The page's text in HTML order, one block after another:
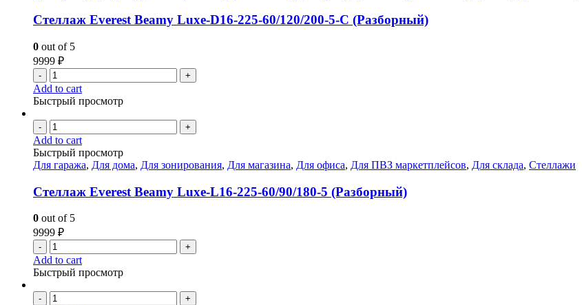
Стеллаж Everest Beamy Luxe-D16-225-60/120/200-5-С (Разборный)
0 out of 5
9999 ₽
- +
Add to cart
Быстрый просмотр
- +
Add to cart
Быстрый просмотр
Для гаража, Для дома, Для зонирования, Для магазина, Для офиса, Для ПВЗ маркетплейсов, Для склада, Стеллажи
Стеллаж Everest Beamy Luxe-L16-225-60/90/180-5 (Разборный)
0 out of 5
9999 ₽
- +
Add to cart
Быстрый просмотр
- +